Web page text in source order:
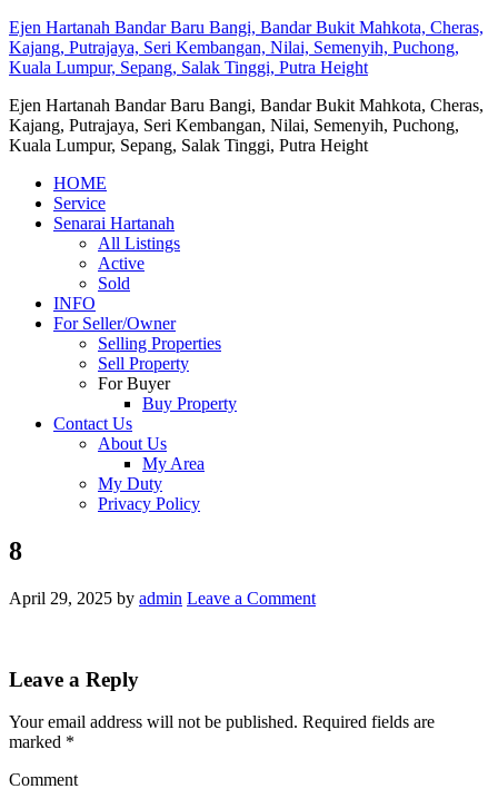
Ejen Hartanah Bandar Baru Bangi, Bandar Bukit Mahkota, Cheras,
Kajang, Putrajaya, Seri Kembangan, Nilai, Semenyih, Puchong,
Kuala Lumpur, Sepang, Salak Tinggi, Putra Height
Ejen Hartanah Bandar Baru Bangi, Bandar Bukit Mahkota, Cheras,
Kajang, Putrajaya, Seri Kembangan, Nilai, Semenyih, Puchong,
Kuala Lumpur, Sepang, Salak Tinggi, Putra Height
HOME
Service
Senarai Hartanah
All Listings
Active
Sold
INFO
For Seller/Owner
Selling Properties
Sell Property
For Buyer
Buy Property
Contact Us
About Us
My Area
My Duty
Privacy Policy
8
April 29, 2025 by admin Leave a Comment
Leave a Reply
Your email address will not be published. Required fields are
marked *
Comment